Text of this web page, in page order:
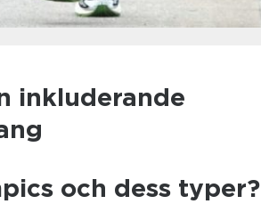
inkluderande
och dess typer?